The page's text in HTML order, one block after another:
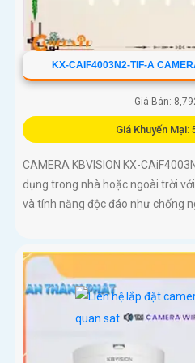
KX-CAIF4003N2-TIF-A
Giá Bán:
Giá Khuyến Mại:
CAMERA KBVISION KX-
dụng trong nhà hoặc ngoài trời
và tính năng độc đáo như chống